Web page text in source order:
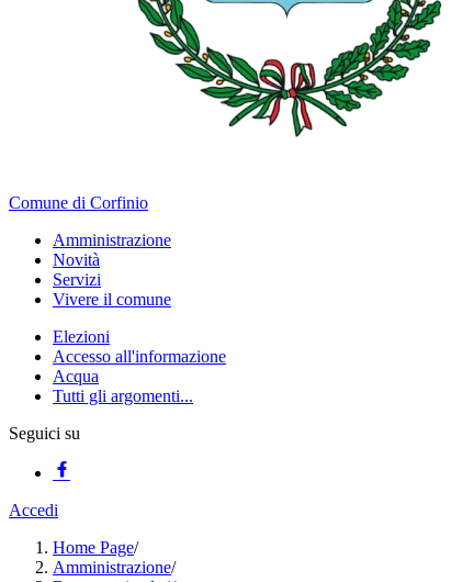
Comune di Corfinio
Amministrazione
Novità
Servizi
Vivere il comune
Elezioni
Accesso all'informazione
Acqua
Tutti gli argomenti...
Seguici su
Accedi
Home Page/
Amministrazione/